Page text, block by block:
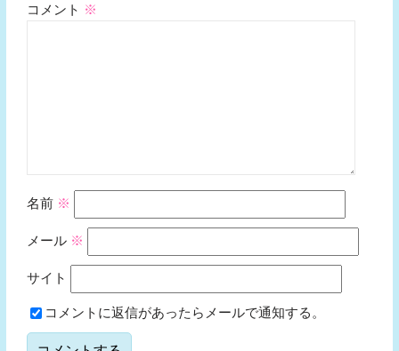
コメント ※
名前 ※
メール ※
サイト
コメントに返信があったらメールで通知する。